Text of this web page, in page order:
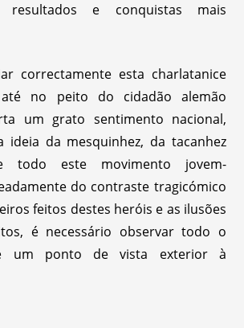
resultados e conquistas mais
correctamente esta charlatanice
no peito do cidadão alemão
um grato sentimento nacional,
ideia da mesquinhez, da tacanhez
todo este movimento jovem-
do contraste tragicómico
feitos destes heróis e as ilusões
é necessário observar todo o
um ponto de vista exterior à